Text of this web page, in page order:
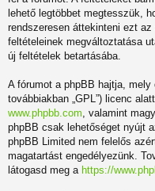
lehető legtöbbet megtesszük,
rendszeresen áttekinteni ezt
feltételeinek megváltoztatása
új feltételek betartásába.
A fórumot a phpBB hajtja, mely
továbbiakban „GPL”) licenc
www.phpbb.com , valamint
phpBB csak lehetőséget nyújt
phpBB Limited nem felelős
magatartást engedélyezünk.
látogasd meg a https://